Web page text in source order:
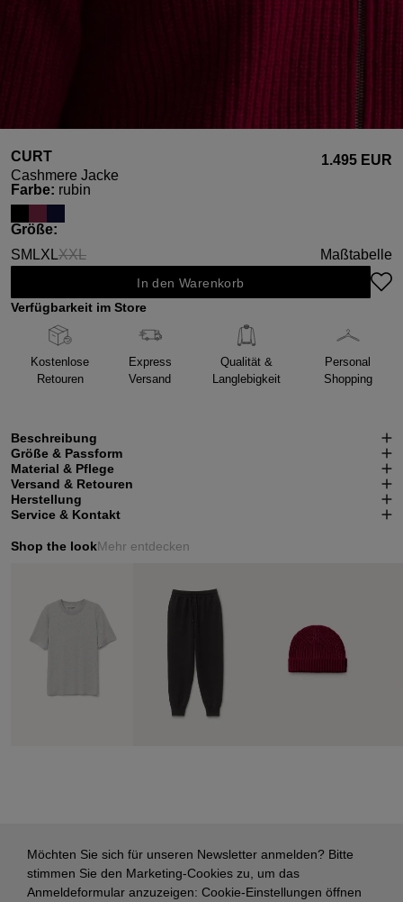
CURT
Cashmere Jacke
1.495 EUR
Farbeauswählen
: rubin
Größeauswählen
:
SM LXLXXL
(Diese Option ist zurzeit nicht verfügbar.)
Maßtabelle
In den Warenkorb
Verfügbarkeit im Store
Kostenlose
Retouren
Express
Versand
Qualität &
Langlebigkeit
Personal
Shopping
Beschreibung
Größe & Passform
Material & Pflege
Versand & Retouren
Herstellung
Service & Kontakt
Shop the lookMehr entdecken
Möchten Sie sich für unseren Newsletter anmelden? Bitte
stimmen Sie den Marketing-Cookies zu, um das
Anmeldeformular anzuzeigen: Cookie-Einstellungen öffnen